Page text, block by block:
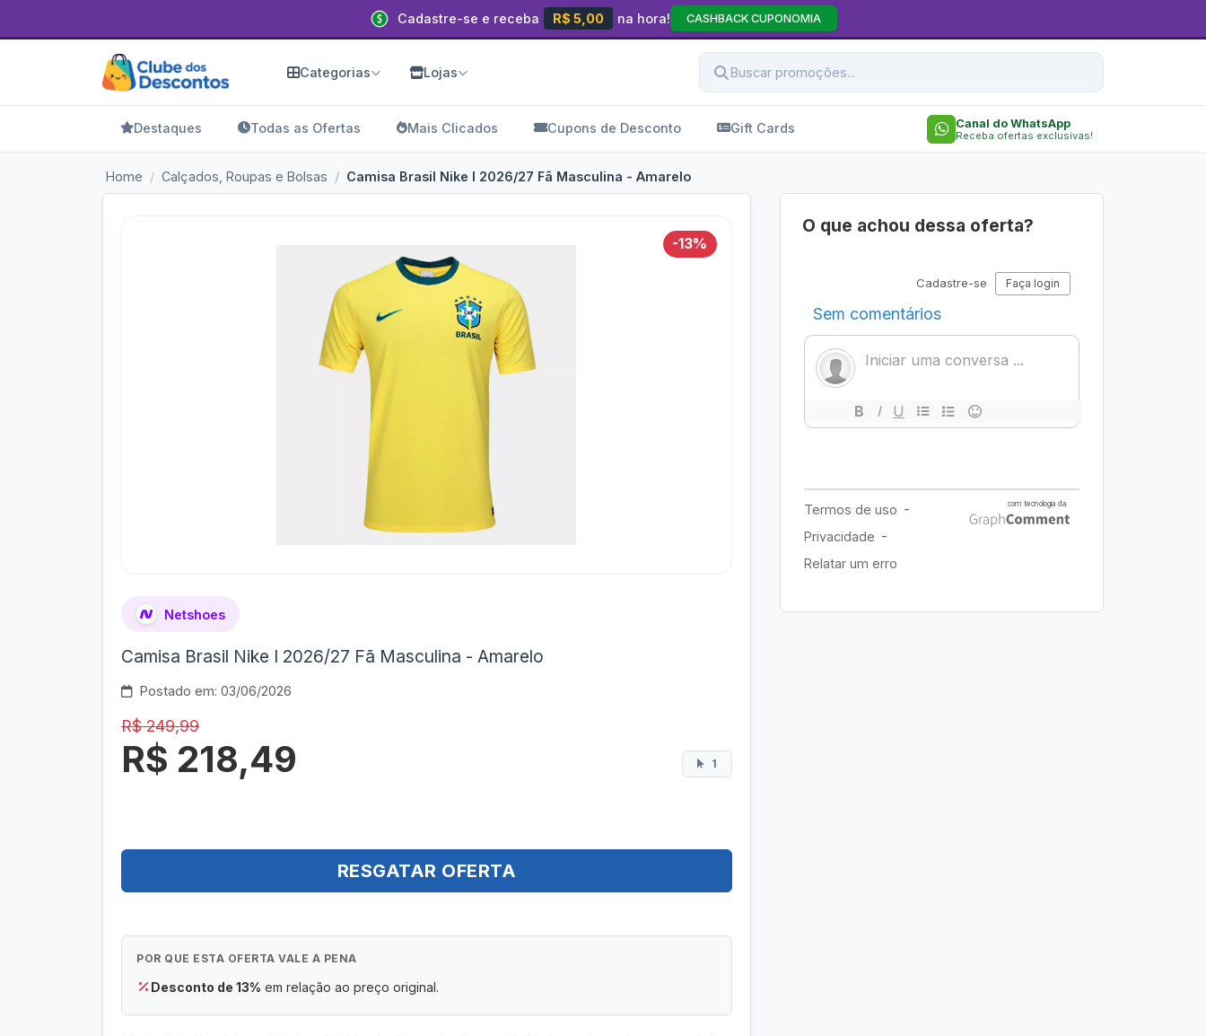
Cadastre-se e receba R$ 5,00 na hora! CASHBACK CUPONOMIA
Categorias Lojas
Destaques Todas as Ofertas Mais Clicados Cupons de Desconto Gift Cards Canal do WhatsApp
Receba ofertas exclusivas!
Home Calçados, Roupas e Bolsas Camisa Brasil Nike I 2026/27 Fã Masculina - Amarelo
-13%
Netshoes
Camisa Brasil Nike I 2026/27 Fã Masculina - Amarelo
Postado em: 03/06/2026
R$ 249,99
R$ 218,49 1
RESGATAR OFERTA
POR QUE ESTA OFERTA VALE A PENA
Desconto de 13% em relação ao preço original.
O que achou dessa oferta?